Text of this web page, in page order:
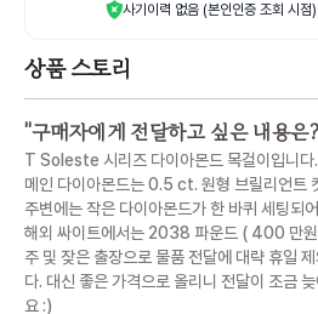
사기이력 없음 (본인인증 조회 시점)
상품 스토리
"구매자에게 전달하고 싶은 내용은?
T Soleste 시리즈 다이아몬드 목걸이입니다.
메인 다이아몬드는 0.5 ct. 원형 브릴리언트
주변에는 작은 다이아몬드가 한 바퀴 세팅되
해외 싸이트에서는 2038 파운드 ( 400 만
주 및 잦은 출장으로 물품 전달에 대략 휴일
다. 대신 좋은 가격으로 올리니 전달이 조금
요 :)